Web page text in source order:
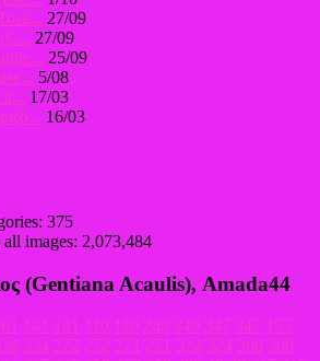
27/09
27/09
25/09
5/08
17/03
16/03
375
images: 2,073,484
(Gentiana Acaulis), Amada44
141 141 110 110 249 249 347 347 155
334 272 272 271 271 324 324 366 366